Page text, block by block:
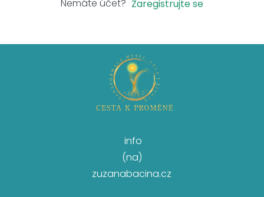
Nemáte účet? Zaregistrujte se
info
(na)
zuzanabacina.cz